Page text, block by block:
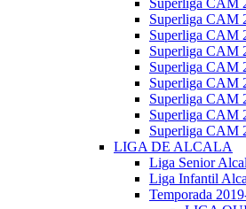
Superliga CAM
Superliga CAM
Superliga CAM
Superliga CAM
Superliga CAM
Superliga CAM
Superliga CAM
Superliga CAM
Superliga CAM
LIGA DE ALCALA
Liga Senior
Liga Infantil
Temporada